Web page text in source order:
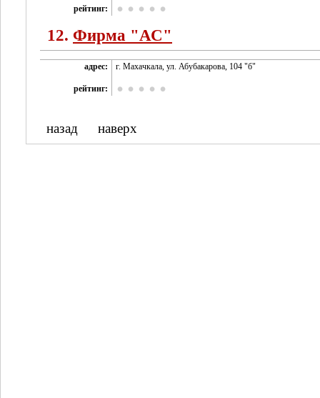
рейтинг:
12. Фирма "АС"
адрес: г. Махачкала, ул. Абубакарова, 104 "б"
рейтинг:
назад наверх